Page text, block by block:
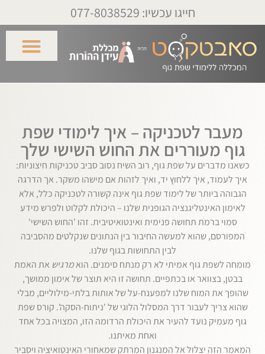
חייגו עכשיו: 077-8038529
מעבר לטכניקה – איך לימודי שפת
גוף מעוררים את החוש השישי שלך
כשאנו מדברים על שפת גוף, רוב השיח נסוב סביב טכניקות חיצוניות:
איך לעמוד, איך ללחוץ יד, ואיך לזהות אם מישהו משקר. אך הדרגה
הגבוהה ביותר של לימוד שפת גוף אינה קשורה לטכניקה כלל, אלא
לאימון האינטליגנציה הגופנית שלנו – היכולת לקלוט ולפרש מידע
סמוי ברמת תחושה פנימית ואינטואיטיבית. זהו 'החוש השישי'
המפורסם, שהוא למעשה החיבור בין הנתונים שנקלטים מהסביבה
לבין התחושות בגוף שלנו.
מומחה לשפת גוף אמיתי לא רק מנתח סימנים. הואמרגיש את האמת
בבטן, בצוואר או בכתפיים. תחושה זו היא תוצר של אימון ממושך,
שהופך את המוח שלנו למפענח-על של אותות בלתי-מילוליים, מבלי
שהוא צריך לעבור דרך המסלול הלוגי של 'ניתוח-הסקה'. קורס שפת
גוף מעמיק נועד להעיר את היכולת הרדומה הזו, המצויה בכל אחד
ואחת מאיתנו.
המאמר הזה יצלול אל המנגנון המרתק שמאחורי האינטואיציה ויסביר